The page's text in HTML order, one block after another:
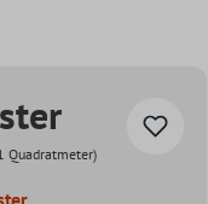
Quadratmeter)